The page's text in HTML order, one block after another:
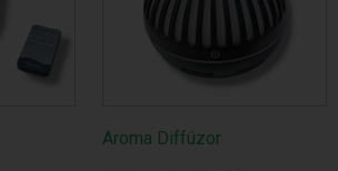
Aroma Diffúzor